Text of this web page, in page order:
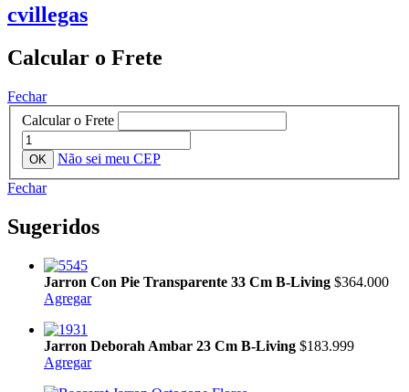
cvillegas
Calcular o Frete
Fechar
Calcular o Frete
Não sei meu CEP
Fechar
Sugeridos
Jarron Con Pie Transparente 33 Cm B-Living $364.000
Agregar
Jarron Deborah Ambar 23 Cm B-Living $183.999
Agregar